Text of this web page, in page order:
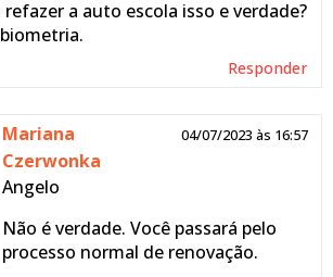
Minha CNH venceu agora
mês 07/2023 ao invés de
renovar tô trocando a
recebo alguma informação
visto q o processo de
renovar os exames no geral
e já fiz todos e estou
refazer a auto escola isso e verdade?
Responder
Mariana
Czerwonka
04/07/2023 às 16:57
Angelo
Não é verdade. Você passará pelo
processo normal de renovação.